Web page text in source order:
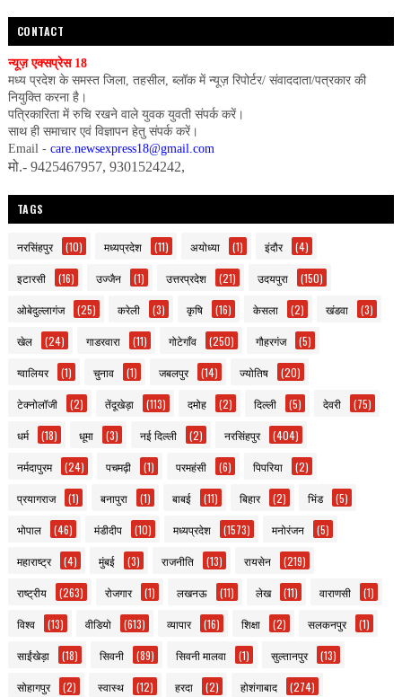
CONTACT
न्यूज़ एक्सप्रेस 18
मध्य प्रदेश के समस्त जिला, तहसील, ब्लॉक में न्यूज़ रिपोर्टर/ संवाददाता/पत्रकार की
नियुक्ति करना है।
पत्रिकारिता में रुचि रखने वाले युवक युवती संपर्क करें।
साथ ही समाचार एवं विज्ञापन हेतु संपर्क करें।
Email - care.newsexpress18@gmail.com
मो.- 9425467957, 9301524242,
TAGS
नरसिंहपुर (10) मध्यप्रदेश (11) अयोध्या (1) इंदौर (4)
इटारसी (16) उज्जैन (1) उत्तरप्रदेश (21) उदयपुरा (150)
ओबेदुल्लागंज (25) करेली (3) कृषि (16) केसला (2) खंडवा (3)
खेल (24) गाडरवारा (11) गोटेगाँव (250) गौहरगंज (5)
ग्वालियर (1) चुनाव (1) जबलपुर (14) ज्योतिष (20)
टेक्नोलॉजी (2) तेंदूखेड़ा (113) दमोह (2) दिल्ली (5) देवरी (75)
धर्म (18) धूमा (3) नई दिल्ली (2) नरसिंहपुर (404)
नर्मदापुरम (24) पचमढ़ी (1) परमहंसी (6) पिपरिया (2)
प्रयागराज (1) बनापुरा (1) बाबई (11) बिहार (2) भिंड (5)
भोपाल (46) मंडीदीप (10) मध्यप्रदेश (1573) मनोरंजन (5)
महाराष्ट्र (4) मुंबई (3) राजनीति (13) रायसेन (219)
राष्ट्रीय (263) रोजगार (1) लखनऊ (11) लेख (11) वाराणसी (1)
विश्व (13) वीडियो (613) व्यापार (16) शिक्षा (2) सलकनपुर (1)
साईंखेड़ा (18) सिवनी (89) सिवनी मालवा (1) सुल्तानपुर (13)
सोहागपुर (2) स्वास्थ (12) हरदा (2) होशंगाबाद (274)